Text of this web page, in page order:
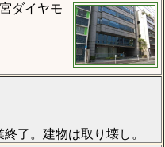
ダイヤモ
了。建物は取り壊し。